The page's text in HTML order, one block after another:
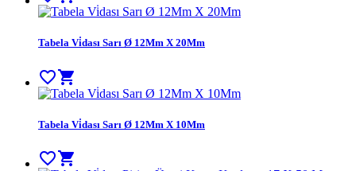
Tabela Vi̇dası Sarı Ø 12Mm X 20Mm
favorite_bordershopping_cart
Tabela Vi̇dası Sarı Ø 12Mm X 10Mm
favorite_bordershopping_cart